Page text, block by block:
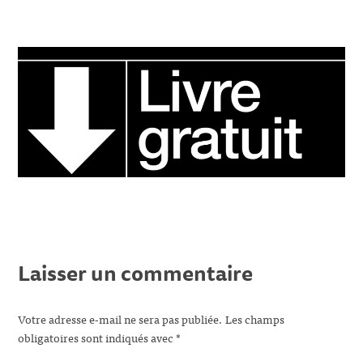
Laisser un commentaire
Votre adresse e-mail ne sera pas publiée. Les champs
obligatoires sont indiqués avec*